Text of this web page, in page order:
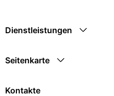
Dienstleistungen
Seitenkarte
Kontakte